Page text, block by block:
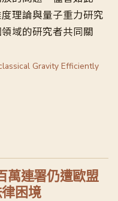
理論與量子重力研究
域的研究者共同關
Gravity Efficiently
連署仍遭歐盟
困境